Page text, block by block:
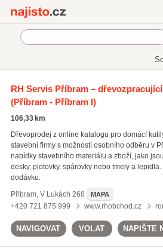
Výroba nábytku (1745)
Dřevo a dřevařské polotovary
Dřevěné stavební prvky a materiály
RH Servis Příbram –
(Příbram - Příbram I)
106,33 km
Dřevoprodej z online katalogu pro domácí
stavební firmy s možností osobního odběru v
nabídky stavebního materiálu a zboží, jako
desky, plotovky, spárovky nebo tmely a
dodávku.
Příbram, V Lukách 268 MAPA
+420 721 875 999 www.rhobchod.cz
NAVIGOVAT VOLAT NAPIŠTE